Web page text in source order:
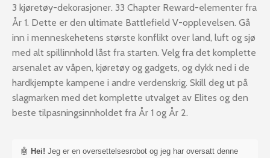
3 kjøretøy-dekorasjoner. 33 Chapter Reward-elementer fra
År 1. Dette er den ultimate Battlefield V-opplevelsen. Gå
inn i menneskehetens største konflikt over land, luft og sjø
med alt spillinnhold låst fra starten. Velg fra det komplette
arsenalet av våpen, kjøretøy og gadgets, og dykk ned i de
hardkjempte kampene i andre verdenskrig. Skill deg ut på
slagmarken med det komplette utvalget av Elites og den
beste tilpasningsinnholdet fra År 1 og År 2.
🤖 Hei! Jeg er en oversettelsesrobot og jeg har oversatt denne